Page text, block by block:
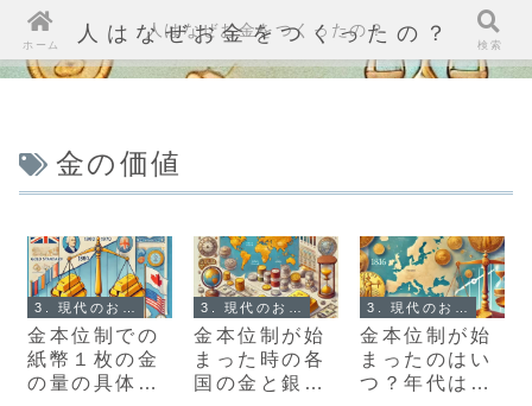
人はなぜお金をつくったの？
金の価値
金本位制での
紙幣１枚の金
の量の具体的
金本位制が始
まった時の各
国の金と銀の
金本位制が始
まったのはい
つ？年代は？
ホーム
人はなぜお金をつくったの？
検索